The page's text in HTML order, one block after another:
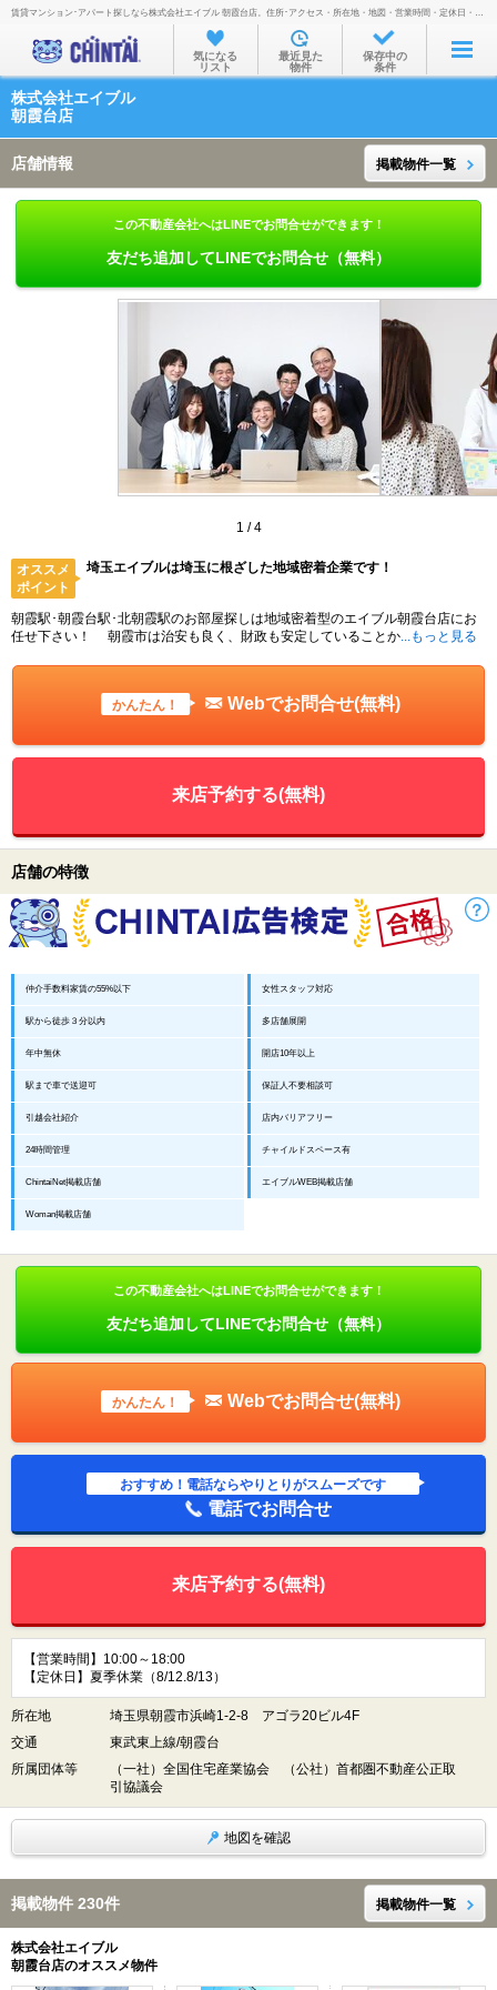
お部屋を探す
沿線・駅から
通勤通学時間から
物件特集から
賃貸マンション･アパート探しなら株式会社エイブル 朝霞台店。住所･アクセス・所在地・地図・営業時間・定休日・電話番号などを掲載。
気になる
リスト
最近見た
物件
保存中の
条件
株式会社エイブル
朝霞台店
店舗情報 掲載物件一覧
この不動産会社へはLINEでお問合せができます！
友だち追加してLINEでお問合せ（無料）
1 /4
オススメ
ポイント
埼玉エイブルは埼玉に根ざした地域密着企業です！
朝霞駅･朝霞台駅･北朝霞駅のお部屋探しは地域密着型のエイブル朝霞台店にお
任せ下さい！ 朝霞市は治安も良く、財政も安定していることか ...もっと見る
かんたん！ Webでお問合せ(無料)
来店予約する(無料)
店舗の特徴
仲介手数料家賃の55%以下 女性スタッフ対応
駅から徒歩３分以内 多店舗展開
年中無休 開店10年以上
駅まで車で送迎可 保証人不要相談可
引越会社紹介 店内バリアフリー
24時間管理 チャイルドスペース有
ChintaiNet掲載店舗 エイブルWEB掲載店舗
Woman掲載店舗
この不動産会社へはLINEでお問合せができます！
友だち追加してLINEでお問合せ（無料）
かんたん！ Webでお問合せ(無料)
おすすめ！電話ならやりとりがスムーズです
電話でお問合せ
来店予約する(無料)
【営業時間】10:00～18:00
【定休日】夏季休業（8/12.8/13）
所在地
埼玉県朝霞市浜崎1-2-8 アゴラ20ビル4F
交通
東武東上線/朝霞台
所属団体等
（一社）全国住宅産業協会 （公社）首都圏不動産公正取
引協議会
地図を確認
掲載物件 230件 掲載物件一覧
株式会社エイブル
朝霞台店のオススメ物件